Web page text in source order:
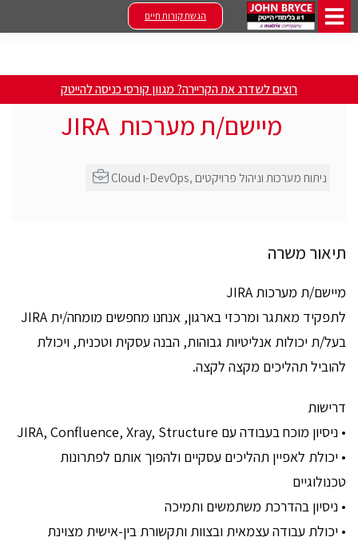
הגשת קורות חיים
רוצים לשדרג את הקריירה? מגוון קורסי כניסה להייטק
מיישם/ת מערכות JIRA
תיאור משרה
מיישם/ת מערכות JIRA
לתפקיד מאתגר ומרכזי בארגון, אנחנו מחפשים מומחה/ית JIRA
בעל/ת יכולות אנליטיות גבוהות, הבנה עסקית וטכנית, ויכולת
להוביל תהליכים מקצה לקצה.
דרישות
• ניסיון מוכח בעבודה עם JIRA, Confluence, Xray, Structure
• יכולת לאפיין תהליכים עסקיים ולהפוך אותם לפתרונות
טכנולוגיים
• ניסיון בהדרכת משתמשים ותמיכה
• יכולת עבודה עצמאית ובצוות ותקשורת בין-אישית מצוינת